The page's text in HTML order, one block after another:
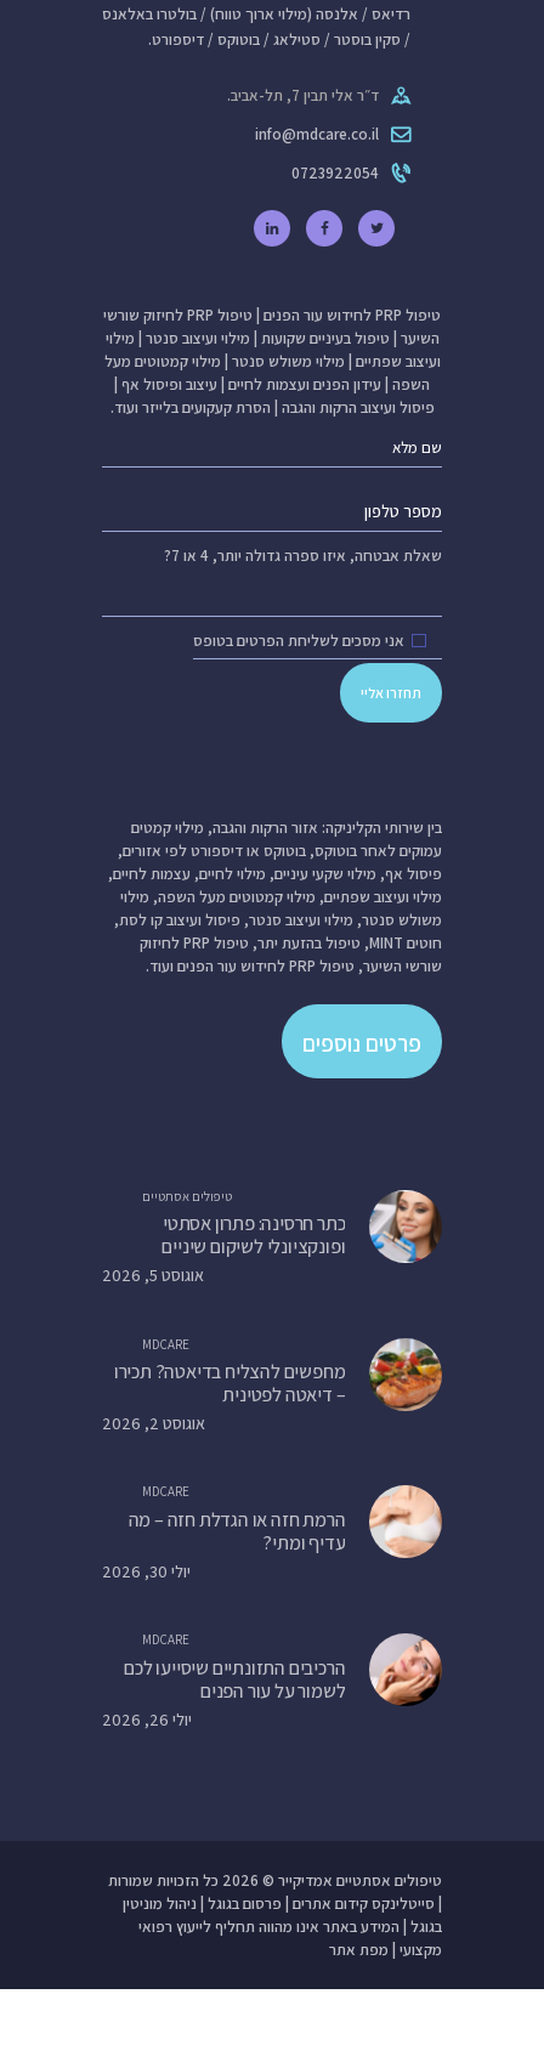
רדיאס / אלנסה (מילוי ארוך טווח) / בולטרו באלאנס
/ סקין בוסטר / סטילאג / בוטוקס / דיספורט.
ד״ר אלי תבין 7, תל-אביב.
info@mdcare.co.il
0723922054
טיפול PRP לחידוש עור הפנים
טיפול PRP לחיזוק שורשי
השיער טיפול בעיניים שקועות מילוי ועיצוב סנטר מילוי
ועיצוב שפתיים מילוי משולש סנטר מילוי קמטוטים מעל
השפה עידון הפנים ועצמות לחיים עיצוב ופיסול אף
פיסול ועיצוב הרקות והגבה הסרת קעקועים בלייזר ועוד.
שאלת אבטחה, איזו ספרה גדולה יותר, 4 או 7?
אני מסכים לשליחת הפרטים בטופס
בין שירותי הקליניקה: אזור הרקות והגבה, מילוי קמטים
עמוקים לאחר בוטוקס, בוטוקס או דיספורט לפי אזורים,
פיסול אף, מילוי שקעי עיניים, מילוי לחיים, עצמות לחיים,
מילוי ועיצוב שפתיים, מילוי קמטוטים מעל השפה, מילוי
משולש סנטר, מילוי ועיצוב סנטר, פיסול ועיצוב קו לסת,
חוטים MINT, טיפול בהזעת יתר, טיפול PRP לחיזוק
שורשי השיער, טיפול PRP לחידוש עור הפנים ועוד.
פרטים נוספים
טיפולים אסתטיים
כתר חרסינה: פתרון אסתטי
ופונקציונלי לשיקום שיניים
אוגוסט 5, 2026
MDCARE
מחפשים להצליח בדיאטה? תכירו
– דיאטה לפטינית
אוגוסט 2, 2026
MDCARE
הרמת חזה או הגדלת חזה – מה
עדיף ומתי?
יולי 30, 2026
MDCARE
הרכיבים התזונתיים שיסייעו לכם
לשמור על עור הפנים
יולי 26, 2026
טיפולים אסתטיים אמדיקייר
© 2026 כל הזכויות שמורות
| סייטלינקסקידום אתרים פרסום בגוגל ניהול מוניטין
בגוגל | המידע באתר אינו מהווה תחליף לייעוץ רפואי
מקצועי | מפת אתר